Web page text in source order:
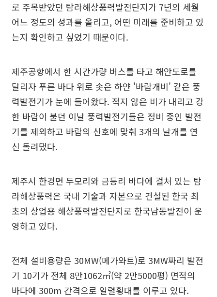
로 주목받았던 탐라해상풍력발전단지가 7년의 세월
어느 정도의 성과를 올리고, 어떤 미래를 준비하고 있
는지 확인하고 싶었기 때문이다.
제주공항에서 한 시간가량 버스를 타고 해안도로를
달리자 푸른 바다 위로 솟은 하얀 '바람개비' 같은 풍
력발전기가 눈에 들어왔다. 적지 않은 비가 내리고 강
한 바람이 불던 이날 풍력발전기들은 정비 중인 발전
기를 제외하고 바람의 신호에 맞춰 3개의 날개를 연
신 돌려댔다.
제주시 한경면 두모리와 금등리 바다에 걸쳐 있는 탐
라해상풍력은 국내 기술과 자본으로 건설된 한국 최
초의 상업용 해상풍력발전단지로 한국남동발전이 운
영하고 있다.
전체 설비용량은 30MW(메가와트)로 3MW짜리 발전
기 10기가 전체 8만1062㎡(약 2만5000평) 면적의
바다에 300m 간격으로 일렬횡대를 이루고 있다.